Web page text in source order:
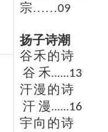
宗……09
扬子诗潮
谷禾的诗
谷 禾......13
汗漫的诗
汗 漫......16
宇向的诗